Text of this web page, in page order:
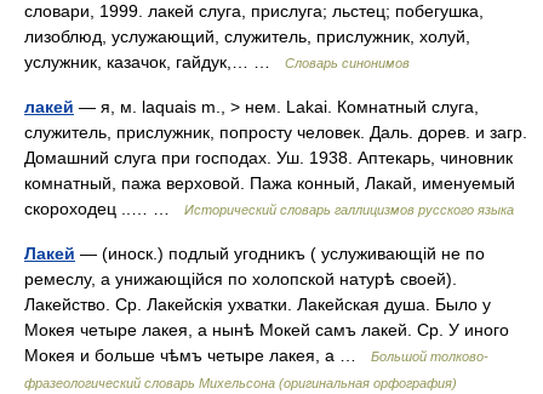
словари, 1999. лакей слуга, прислуга; льстец; побегушка,
лизоблюд, услужающий, служитель, прислужник, холуй,
услужник, казачок, гайдук,… …
Словарь синонимов
лакей — я, м. laquais m., > нем. Lakai. Комнатный слуга,
служитель, прислужник, попросту человек. Даль. дорев. и загр.
Домашний слуга при господах. Уш. 1938. Аптекарь, чиновник
комнатный, пажа верховой. Пажа конный, Лакай, именуемый
скороходец ..… …
Исторический словарь галлицизмов русского языка
Лакей — (иноск.) подлый угодникъ ( услуживающій не по
ремеслу, а унижающійся по холопской натурѣ своей).
Лакейство. Ср. Лакейскія ухватки. Лакейская душа. Было у
Мокея четыре лакея, а нынѣ Мокей самъ лакей. Ср. У иного
Мокея и больше чѣмъ четыре лакея, а …
Большой толково-
фразеологический словарь Михельсона (оригинальная орфография)